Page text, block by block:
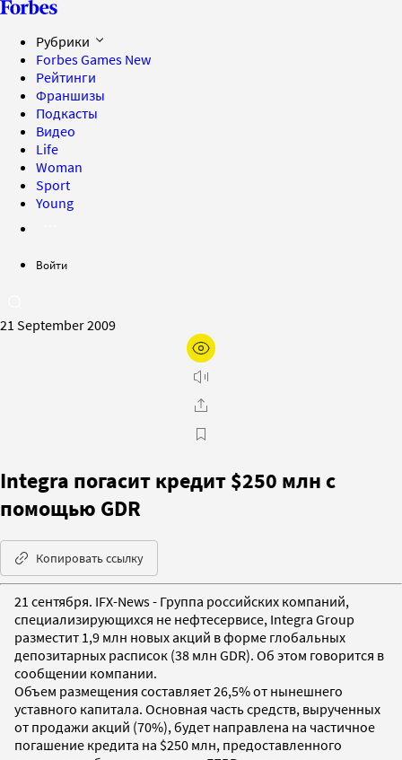
Рубрики
Forbes Games New
Рейтинги
Франшизы
Подкасты
Видео
Life
Woman
Sport
Young
Войти
21 September 2009
Integra погасит кредит $250 млн с
помощью GDR
Копировать ссылку
21 сентября. IFX-News - Группа российских компаний,
специализирующихся не нефтесервисе, Integra Group
разместит 1,9 млн новых акций в форме глобальных
депозитарных расписок (38 млн GDR). Об этом говорится в
сообщении компании.
Объем размещения составляет 26,5% от нынешнего
уставного капитала. Основная часть средств, вырученных
от продажи акций (70%), будет направлена на частичное
погашение кредита на $250 млн, предоставленного